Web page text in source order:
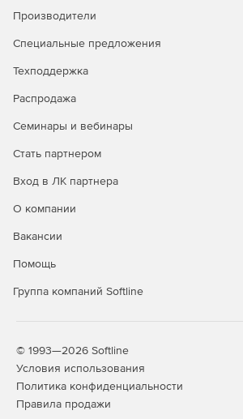
Производители
Специальные предложения
Техподдержка
Распродажа
Семинары и вебинары
Стать партнером
Вход в ЛК партнера
О компании
Вакансии
Помощь
Группа компаний Softline
© 1993—2026 Softline
Условия использования
Политика конфиденциальности
Правила продажи